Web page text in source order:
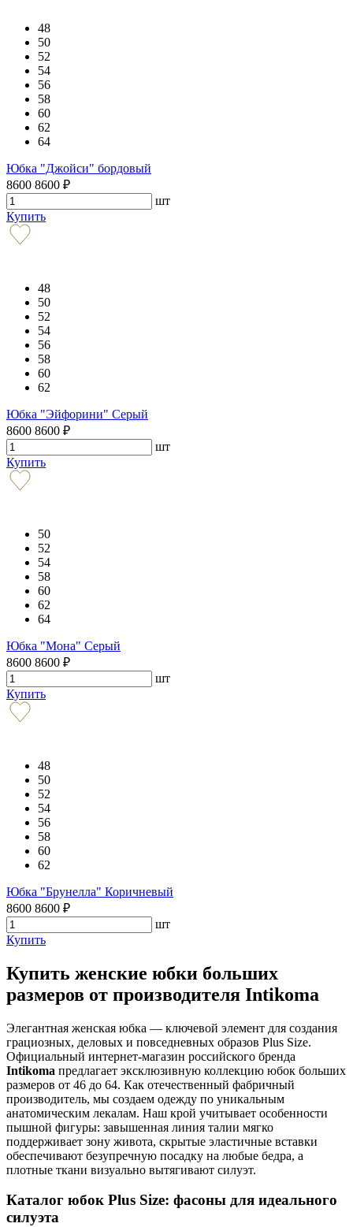
48
50
52
54
56
58
60
62
64
Юбка "Джойси" бордовый
8600 8600 ₽
шт
Купить
48
50
52
54
56
58
60
62
Юбка "Эйфорини" Серый
8600 8600 ₽
шт
Купить
50
52
54
58
60
62
64
Юбка "Мона" Серый
8600 8600 ₽
шт
Купить
48
50
52
54
56
58
60
62
Юбка "Брунелла" Коричневый
8600 8600 ₽
шт
Купить
Купить женские юбки больших
размеров от производителя Intikoma
Элегантная женская юбка — ключевой элемент для создания
грациозных, деловых и повседневных образов Plus Size.
Официальный интернет-магазин российского бренда
Intikoma предлагает эксклюзивную коллекцию юбок больших
размеров от 46 до 64. Как отечественный фабричный
производитель, мы создаем одежду по уникальным
анатомическим лекалам. Наш крой учитывает особенности
пышной фигуры: завышенная линия талии мягко
поддерживает зону живота, скрытые эластичные вставки
обеспечивают безупречную посадку на любые бедра, а
плотные ткани визуально вытягивают силуэт.
Каталог юбок Plus Size: фасоны для идеального
силуэта